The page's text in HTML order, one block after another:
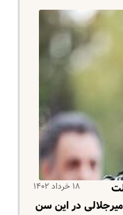
۱۸ خرداد ۱۴۰۲
در این سن